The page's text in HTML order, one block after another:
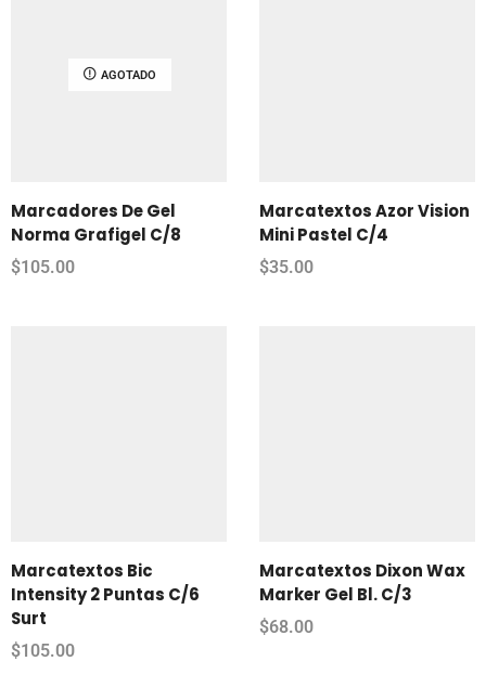
AGOTADO
Marcadores De Gel
Norma Grafigel C/8
$105.00
Marcatextos Azor Vision
Mini Pastel C/4
$35.00
Marcatextos Bic
Intensity 2 Puntas C/6
Surt
$105.00
Marcatextos Dixon Wax
Marker Gel Bl. C/3
$68.00